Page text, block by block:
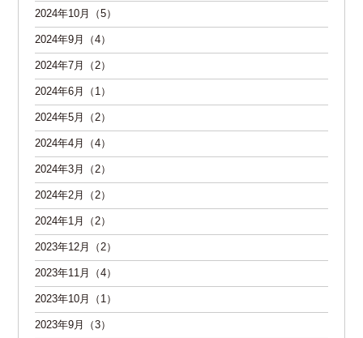
2024年10月（5）
2024年9月（4）
2024年7月（2）
2024年6月（1）
2024年5月（2）
2024年4月（4）
2024年3月（2）
2024年2月（2）
2024年1月（2）
2023年12月（2）
2023年11月（4）
2023年10月（1）
2023年9月（3）